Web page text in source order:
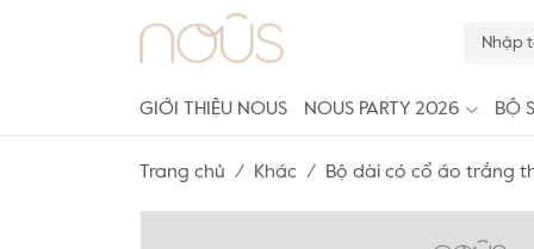
GIỚI THIỆU NOUS NOUS PARTY 2026 BỘ
Trang chủ Khác Bộ dài có cổ áo trắng